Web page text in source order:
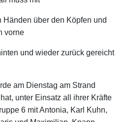
den Köpfen und
vorne
zurück gereicht
am Dienstag am Strand
unter Einsatz all ihrer Kräfte
6 mit Antonia, Karl Kuhn,